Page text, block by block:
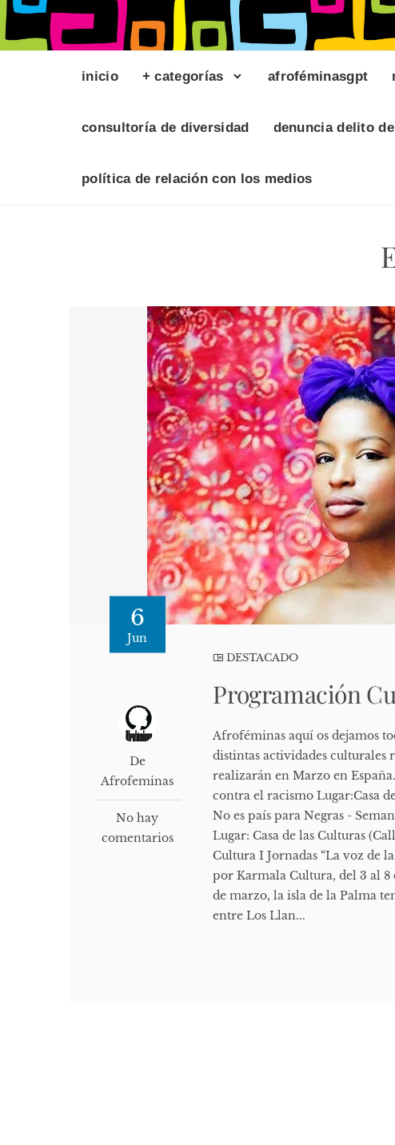
inicio + categorías afroféminasgpt
consultoría de diversidad denuncia delito
política de relación con los medios
6
Jun
De
Afrofeminas
No hay
comentarios
DESTACADO
Programación
Afroféminas aquí os dejamos
distintas actividades culturales
realizarán en Marzo en
contra el racismo Lugar:Casa
No es país para Negras -
Lugar: Casa de las Culturas
Cultura I Jornadas “La voz de
por Karmala Cultura, del 3 al 8
de marzo, la isla de la Palma
entre Los Llan...